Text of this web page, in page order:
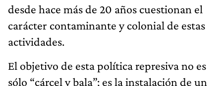
desde hace más de 20 años cuestionan el
carácter contaminante y colonial de estas
actividades.
El objetivo de esta política represiva no es
sólo “cárcel y bala”; es la instalación de un